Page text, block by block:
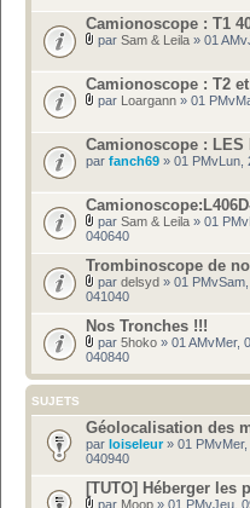
Camionoscope : T1
par Sam & Leila » 01
Camionoscope : T2
par Loargann » 01
Camionoscope : LES
par fanch69 » 01 PMvLun,
par Sam & Leila » 01
040640
Trombinoscope de
par delsyd » 01
041040
Nos Tronches !!!
par 5hoko » 01 AMvMer,
040840
SUJETS
Géolocalisation des
par loiseleur» 01 PMvMer,
040940
[TUTO] Héberger les
par Moop » 01 PMvJeu,